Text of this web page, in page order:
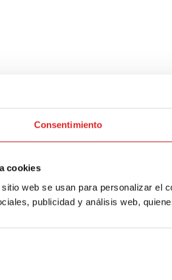
Consentimiento
cookies
web se usan para personalizar el
publicidad y análisis web,